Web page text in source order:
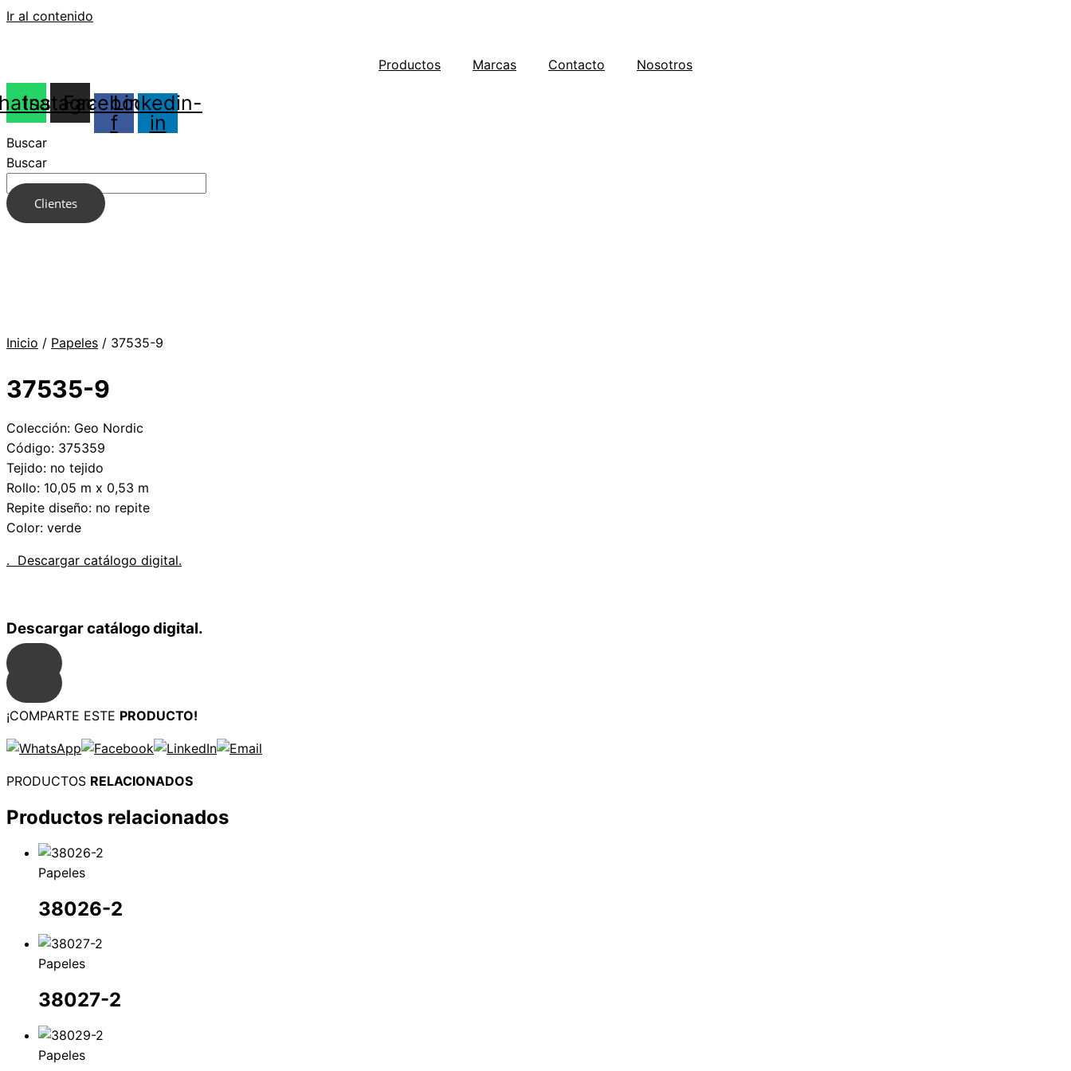
Ir al contenido
Productos Marcas Contacto Nosotros
Instagram
Facebook-
f
Linkedin-
in
Buscar
Buscar
Clientes
Inicio / Papeles / 37535-9
37535-9
Colección: Geo Nordic
Código: 375359
Tejido: no tejido
Rollo: 10,05 m x 0,53 m
Repite diseño: no repite
Color: verde
. Descargar catálogo digital.
Descargar catálogo digital.
¡COMPARTE ESTE PRODUCTO!
PRODUCTOS RELACIONADOS
Productos relacionados
Papeles
38026-2
Papeles
38027-2
Papeles